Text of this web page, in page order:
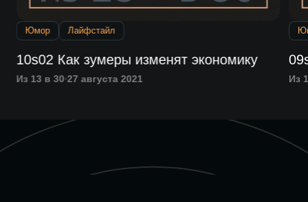
Юмор Лайфстайл
10s02 Как зумеры изменят экономику
Из 13 в 30 27 августа 2021 Из